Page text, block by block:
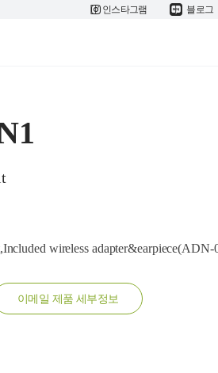
인스타그램 블로그
wireless
이메일 제품 세부정보